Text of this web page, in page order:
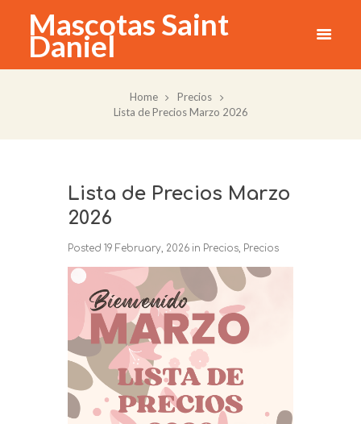
Mascotas Saint
Daniel
Home
Precios
Lista de Precios Marzo 2026
Lista de Precios Marzo
2026
Posted 19 February, 2026 in Precios Precios